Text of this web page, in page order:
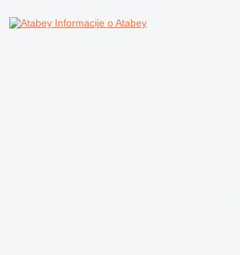
RM
Informacije o Atabey